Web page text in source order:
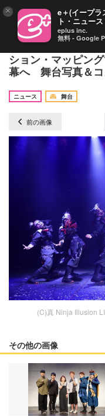
忍者VSゾンビの戦
ション・マッピン
幕へ 舞台写真＆コ
ニュース
舞台
前の画像
(C)真 Ninja Illusion
その他の画像
× e＋(イープラ
ト・ニュー
eplus inc.
無料 - Google